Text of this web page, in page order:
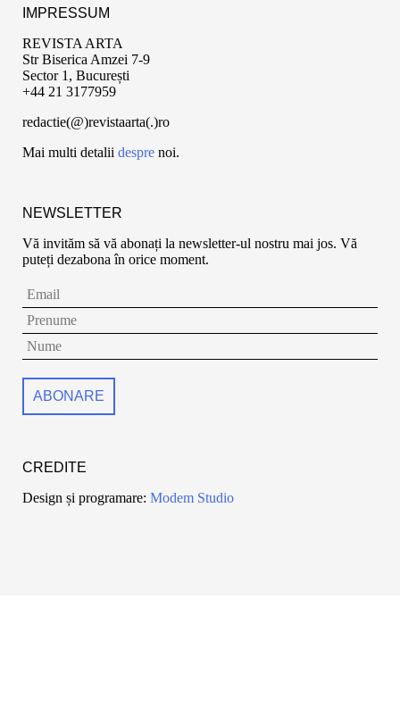
IMPRESSUM
REVISTA ARTA
Str Biserica Amzei 7-9
Sector 1, București
+44 21 3177959
redactie(@)revistaarta(.)ro
Mai multi detalii despre noi.
NEWSLETTER
Vă invităm să vă abonați la newsletter-ul nostru mai jos. Vă
puteți dezabona în orice moment.
CREDITE
Design și programare: Modem Studio